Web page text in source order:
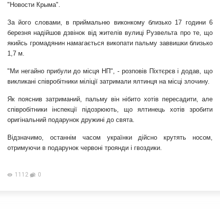
"Новости Крыма".
За його словами, в приймальню виконкому близько 17 години 6
березня надійшов дзвінок від жителів вулиці Рузвельта про те, що
якийсь громадянин намагається викопати пальму заввишки близько
1,7 м.
"Ми негайно прибули до місця НП", - розповів Піхтєрєв і додав, що
викликані співробітники міліції затримали ялтинця на місці злочину.
Як пояснив затриманий, пальму він нібито хотів пересадити, але
співробітники інспекції підозрюють, що ялтинець хотів зробити
оригінальний подарунок дружині до свята.
Відзначимо, останнім часом українки дійсно крутять носом,
отримуючи в подарунок червоні троянди і гвоздики.
1112 0